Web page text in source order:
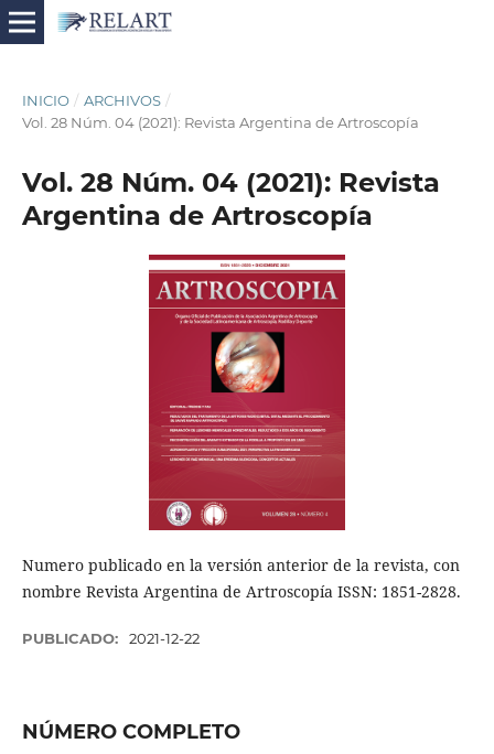
INICIO / ARCHIVOS /
Vol. 28 Núm. 04 (2021): Revista Argentina de Artroscopía
Vol. 28 Núm. 04 (2021): Revista
Argentina de Artroscopía
Numero publicado en la versión anterior de la revista, con
nombre Revista Argentina de Artroscopía ISSN: 1851-2828.
PUBLICADO: 2021-12-22
NÚMERO COMPLETO